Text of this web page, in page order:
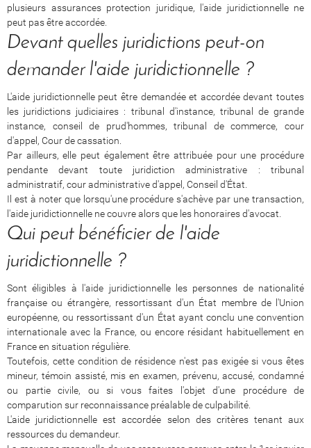
plusieurs assurances protection juridique, l'aide juridictionnelle ne
peut pas être accordée.
Devant quelles juridictions peut-on
demander l'aide juridictionnelle ?
L'aide juridictionnelle peut être demandée et accordée devant toutes
les juridictions judiciaires : tribunal d'instance, tribunal de grande
instance, conseil de prud'hommes, tribunal de commerce, cour
d'appel, Cour de cassation.
Par ailleurs, elle peut également être attribuée pour une procédure
pendante devant toute juridiction administrative : tribunal
administratif, cour administrative d'appel, Conseil d'État.
Il est à noter que lorsqu'une procédure s'achève par une transaction,
l'aide juridictionnelle ne couvre alors que les honoraires d'avocat.
Qui peut bénéficier de l'aide
juridictionnelle ?
Sont éligibles à l'aide juridictionnelle les personnes de nationalité
française ou étrangère, ressortissant d'un État membre de l'Union
européenne, ou ressortissant d'un État ayant conclu une convention
internationale avec la France, ou encore résidant habituellement en
France en situation régulière.
Toutefois, cette condition de résidence n'est pas exigée si vous êtes
mineur, témoin assisté, mis en examen, prévenu, accusé, condamné
ou partie civile, ou si vous faites l'objet d'une procédure de
comparution sur reconnaissance préalable de culpabilité.
L'aide juridictionnelle est accordée selon des critères tenant aux
ressources du demandeur.